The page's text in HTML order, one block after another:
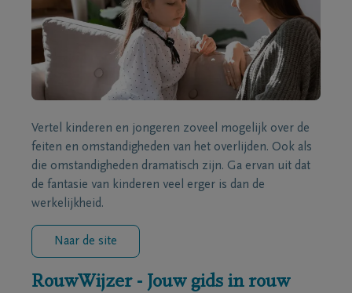
Vertel kinderen en jongeren zoveel mogelijk over de
feiten en omstandigheden van het overlijden. Ook als
die omstandigheden dramatisch zijn. Ga ervan uit dat
de fantasie van kinderen veel erger is dan de
werkelijkheid.
Naar de site
RouwWijzer - Jouw gids in rouw